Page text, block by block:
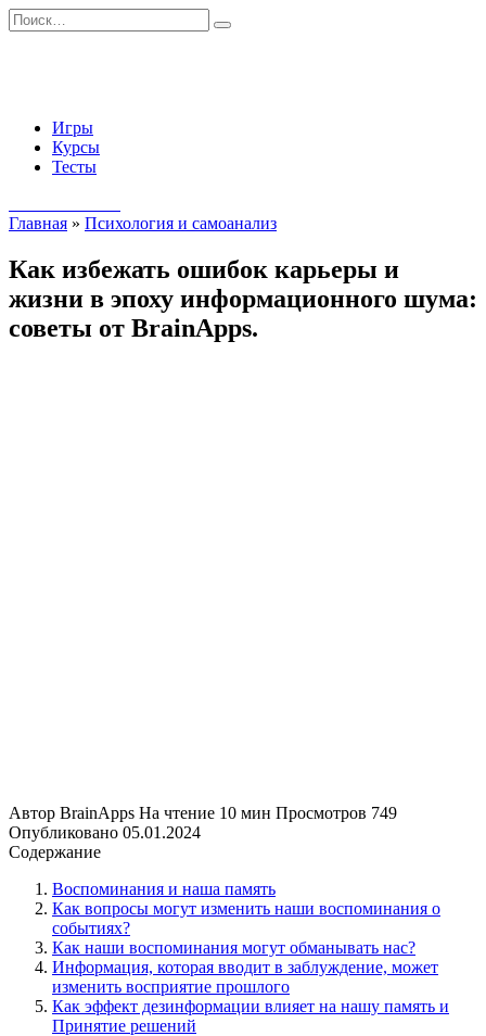
Перейти
к
Search
for:
Игры
Курсы
Тесты
Главная » Психология и самоанализ
Как избежать ошибок карьеры и
жизни в эпоху информационного шума:
советы от BrainApps.
Автор BrainApps На чтение 10 мин Просмотров 749
Опубликовано 05.01.2024
Содержание
Воспоминания и наша память
Как вопросы могут изменить наши воспоминания о
событиях?
Как наши воспоминания могут обманывать нас?
Информация, которая вводит в заблуждение, может
изменить восприятие прошлого
Как эффект дезинформации влияет на нашу память и
Принятие решений